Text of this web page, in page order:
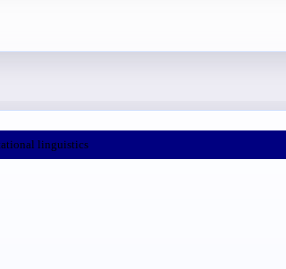
linguistics